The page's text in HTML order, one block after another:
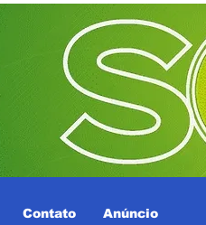
Contato Anúncio